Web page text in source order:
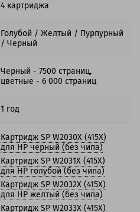
4 картриджа
Голубой / Желтый / Пурпурный
/ Черный
Черный - 7500 страниц,
цветные - 6 000 страниц
1 год
Картридж SP W2030X (415X)
для HP черный (без чипа)
Картридж SP W2031X (415X)
для HP голубой (без чипа)
Картридж SP W2032X (415X)
для HP желтый (без чипа)
Картридж SP W2033X (415X)